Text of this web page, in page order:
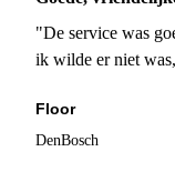
"De service was
ik wilde er niet
Floor
DenBosch